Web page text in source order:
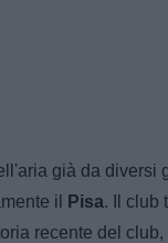
già da diversi
il Pisa. Il club
recente del